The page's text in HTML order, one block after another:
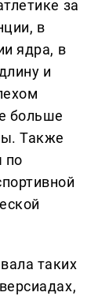
за
в
ядра, в
и
больше
Также
по
таких